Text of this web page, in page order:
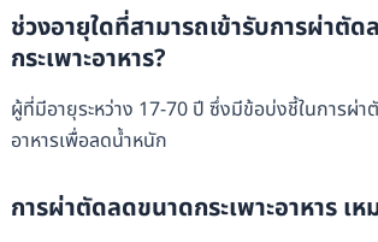
ช่วงอายุใดที่สามารถเข้ารับการผ่าตั
กระเพาะอาหาร?
ผู้ที่มีอายุระหว่าง 17-70 ปี ซึ่งมีข้อบ่งชี้ในการผ่า
อาหารเพื่อลดน้ำหนัก
การผ่าตัดลดขนาดกระเพาะอาหาร เห